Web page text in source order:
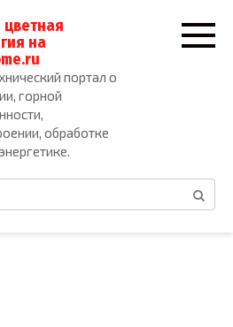
на
портал о
горной
обработке